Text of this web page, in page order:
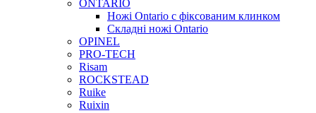
ONTARIO
Ножі Ontario c фіксованим клинком
Складні ножі Ontario
OPINEL
PRO-TECH
Risam
ROCKSTEAD
Ruike
Ruixin